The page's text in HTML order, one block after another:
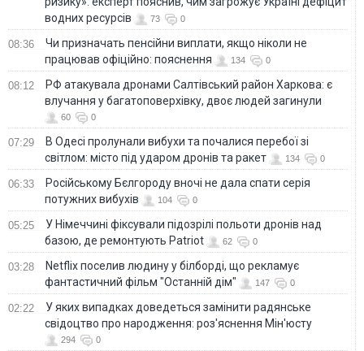
водних ресурсів
73 0
08:36
Чи призначать пенсійни виплати, якщо ніколи не
працював офіційно: пояснення
134 0
08:12
РФ атакувала дронами Салтівський район Харкова: є
влучання у багатоповерхівку, двоє людей загинули
60 0
07:29
В Одесі пролунали вибухи та почалися перебої зі
світлом: місто під ударом дронів та ракет
134 0
06:33
Російському Бєлгороду вночі не дала спати серія
потужних вибухів
104 0
05:25
У Німеччині фіксували підозрілі польоти дронів над
базою, де ремонтують Patriot
62 0
03:28
Netflix поселив людину у білборді, що рекламує
фантастичний фільм "Останній дім"
147 0
02:22
У яких випадках доведеться замінити радянське
свідоцтво про народження: роз'яснення Мін'юсту
294 0